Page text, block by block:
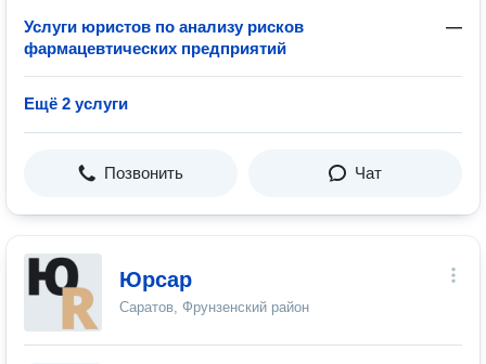
Услуги юристов по анализу рисков
фармацевтических предприятий
—
Ещё 2 услуги
Позвонить Чат
Юрсар
Саратов, Фрунзенский район